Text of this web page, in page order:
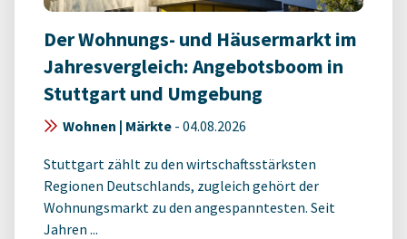
Der Wohnungs- und Häusermarkt im
Jahresvergleich: Angebotsboom in
Stuttgart und Umgebung
Wohnen | Märkte - 04.08.2026
Stuttgart zählt zu den wirtschaftsstärksten
Regionen Deutschlands, zugleich gehört der
Wohnungsmarkt zu den angespanntesten. Seit
Jahren ...